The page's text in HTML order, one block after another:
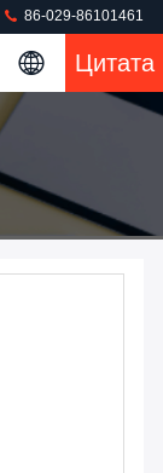
86-029-86101461
Цитата